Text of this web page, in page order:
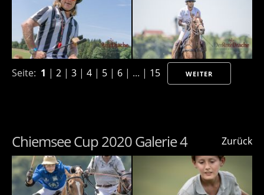
Seite: 1 | 2 | 3 | 4 | 5 | 6 | ... | 15 WEITER
Zurück
Chiemsee Cup 2020 Galerie 4